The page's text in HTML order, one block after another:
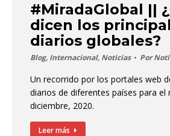
#MiradaGlobal ||
dicen los
diarios globales?
Blog, Internacional, Noticias Por
Un recorrido por los portales web
diarios de diferentes países para el
diciembre, 2020.
Leer más